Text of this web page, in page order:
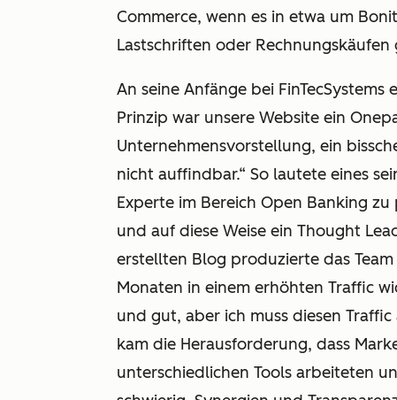
Commerce, wenn es in etwa um
Lastschriften oder Rechnungskäufen
An seine Anfänge bei FinTecSystems
Prinzip war unsere Website ein
Unternehmensvorstellung, ein
nicht auffindbar.“ So lautete eines
Experte im Bereich Open Banking
und auf diese Weise ein Thought
erstellten Blog produzierte das
Monaten in einem erhöhten Traffic
und gut, aber ich muss diesen
kam die Herausforderung, dass
unterschiedlichen Tools arbeiteten